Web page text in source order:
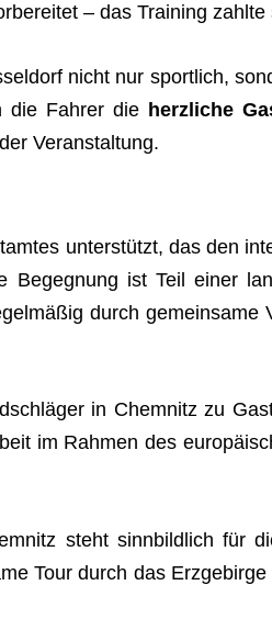
– das Trai­ning zahlte
nicht nur sport­lich,
die Fah­rer die herz­li­che
Veranstaltung.
unter­stützt, das den
Begeg­nung ist Teil einer
durch gemein­same
in Chem­nitz zu
im Rah­men des
steht sinn­bild­lich für
Tour durch das